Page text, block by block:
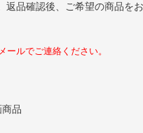
品確認後、ご希望の商品をお
ルでご連絡ください。
品